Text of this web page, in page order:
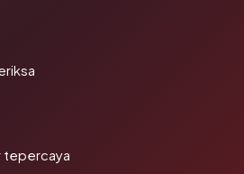
tepercaya